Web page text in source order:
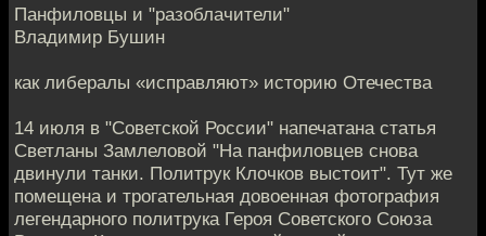
Панфиловцы и "разоблачители"
Владимир Бушин
как либералы «исправляют» историю Отечества
14 июля в "Советской России" напечатана статья
Светланы Замлеловой "На панфиловцев снова
двинули танки. Политрук Клочков выстоит". Тут же
помещена и трогательная довоенная фотография
легендарного политрука Героя Советского Союза